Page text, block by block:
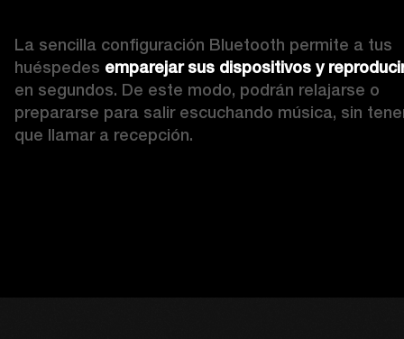
La sencilla configuración Bluetooth permite a tus
huéspedes emparejar sus dispositivos y
en segundos. De este modo, podrán relajarse o
prepararse para salir escuchando música, sin
que llamar a recepción.